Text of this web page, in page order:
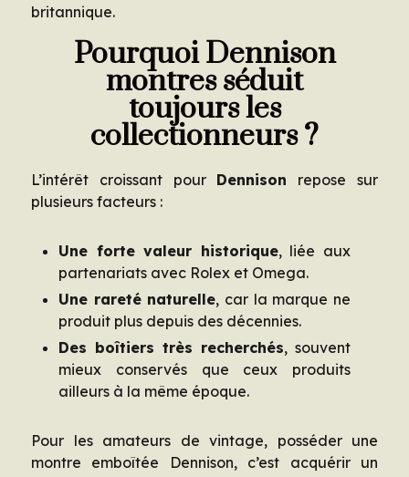
britannique.
Pourquoi Dennison
montres séduit
toujours les
collectionneurs ?
L’intérêt croissant pour Dennison repose sur
plusieurs facteurs :
Une forte valeur historique, liée aux
partenariats avec Rolex et Omega.
Une rareté naturelle, car la marque ne
produit plus depuis des décennies.
Des boîtiers très recherchés, souvent
mieux conservés que ceux produits
ailleurs à la même époque.
Pour les amateurs de vintage, posséder une
montre emboîtée Dennison, c’est acquérir un